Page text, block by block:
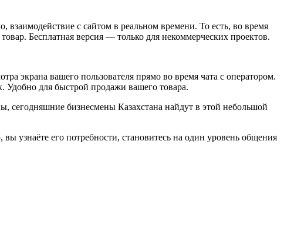
взаимодействие с сайтом в реальном времени. То есть, во время
Бесплатная версия ― только для некоммерческих проектов.
экрана вашего пользователя прямо во время чата с оператором.
Удобно для быстрой продажи вашего товара.
бизнесмены Казахстана найдут в этой небольшой
его потребности, становитесь на один уровень общения